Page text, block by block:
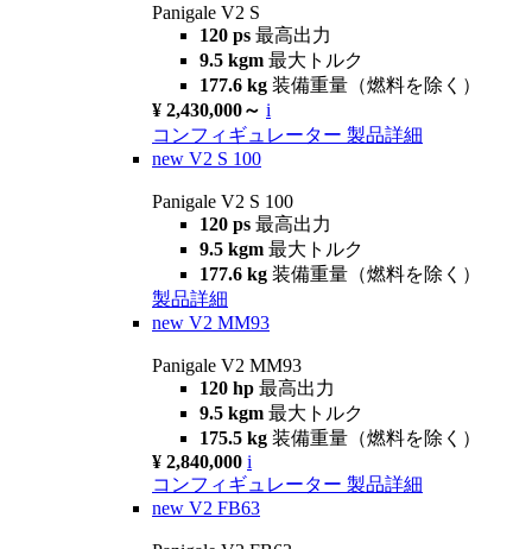
Panigale V2 S
120 ps 最高出力
9.5 kgm 最大トルク
177.6 kg 装備重量（燃料を除く）
¥ 2,430,000～ i
コンフィギュレーター 製品詳細
new V2 S 100
Panigale V2 S 100
120 ps 最高出力
9.5 kgm 最大トルク
177.6 kg 装備重量（燃料を除く）
製品詳細
new V2 MM93
Panigale V2 MM93
120 hp 最高出力
9.5 kgm 最大トルク
175.5 kg 装備重量（燃料を除く）
¥ 2,840,000 i
コンフィギュレーター 製品詳細
new V2 FB63